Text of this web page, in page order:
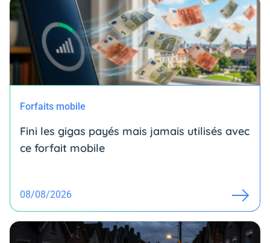
Forfaits mobile
Fini les gigas payés mais jamais utilisés avec
ce forfait mobile
08/08/2026